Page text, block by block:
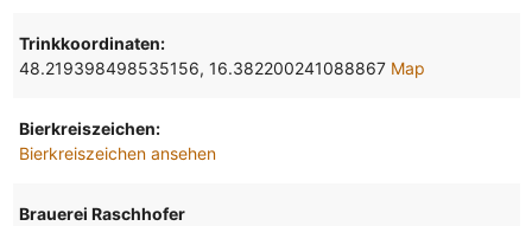
Trinkkoordinaten:
48.219398498535156, 16.382200241088867 Map
Bierkreiszeichen:
Bierkreiszeichen ansehen
Brauerei Raschhofer